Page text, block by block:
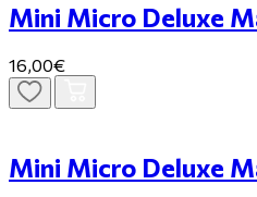
Mini Micro Deluxe
16,00€
Mini Micro Deluxe